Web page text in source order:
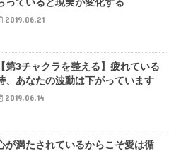
2019.06.21
【第3チャクラを整える】疲れている
、あなたの波動は下がっています
2019.06.14
が満たされているからこそ愛は循